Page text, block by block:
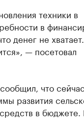
техники в
в
денег не
— посетовал
что сейчас
развития
в бюджете.